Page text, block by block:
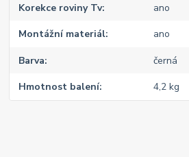
Korekce roviny Tv ano
Montážní materiál ano
Barva černá
Hmotnost balení 4,2 kg